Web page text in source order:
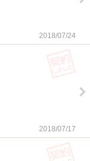
2018/07/24
2018/07/17